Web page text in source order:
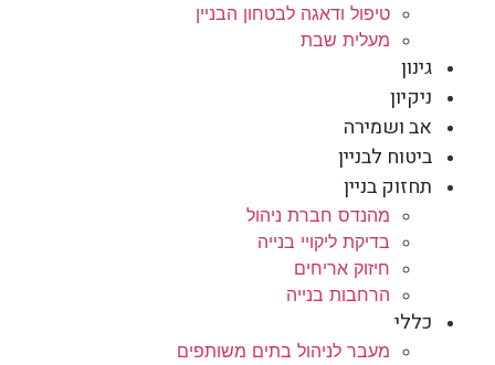
טיפול ודאגה לבטחון הבניין
מעלית שבת
גינון
ניקיון
אב ושמירה
ביטוח לבניין
תחזוק בניין
מהנדס חברת ניהול
בדיקת ליקויי בנייה
חיזוק אריחים
הרחבות בנייה
כללי
מעבר לניהול בתים משותפים